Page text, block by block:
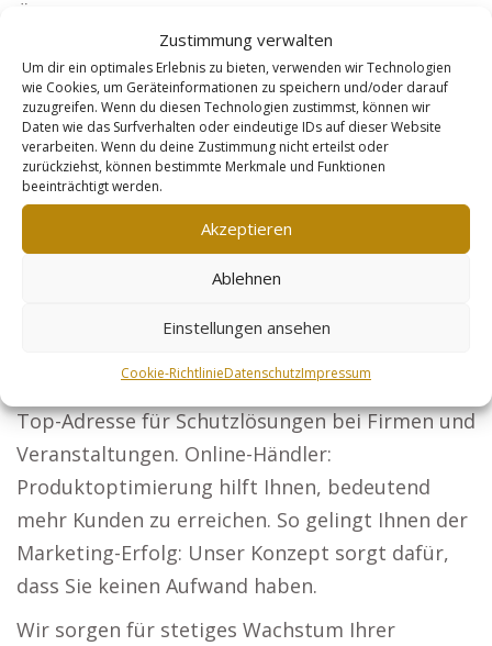
Zustimmung verwalten
Um dir ein optimales Erlebnis zu bieten, verwenden wir Technologien
wie Cookies, um Geräteinformationen zu speichern und/oder darauf
zuzugreifen. Wenn du diesen Technologien zustimmst, können wir
Daten wie das Surfverhalten oder eindeutige IDs auf dieser Website
verarbeiten. Wenn du deine Zustimmung nicht erteilst oder
zurückziehst, können bestimmte Merkmale und Funktionen
beeinträchtigt werden.
Akzeptieren
Ablehnen
Einstellungen ansehen
Cookie-RichtlinieDatenschutzImpressum
Überraschungen und Zusatzkosten. Wie unsere
Lösung die Herausforderungen unserer Kunden
meistert. Unsere Webseiten bieten großen
Mehrwert für Firmen, die auf Reichweite
angewiesen sind, wie etwa: Rechtsanwälte:
Nutzen Sie unsere Reichweite, um bundesweit
neue Mandanten zu gewinnen. Präsentieren Sie
Ihre Bauprojekte und erweitern Sie Ihre
Steuerberater: Präsentieren Sie Ihre
Privatpersonen. Sicherheitsdienste: Seien Sie die
Top-Adresse für Schutzlösungen bei Firmen und
Veranstaltungen. Online-Händler:
Produktoptimierung hilft Ihnen, bedeutend
mehr Kunden zu erreichen. So gelingt Ihnen der
Marketing-Erfolg: Unser Konzept sorgt dafür,
dass Sie keinen Aufwand haben.
Wir sorgen für stetiges Wachstum Ihrer